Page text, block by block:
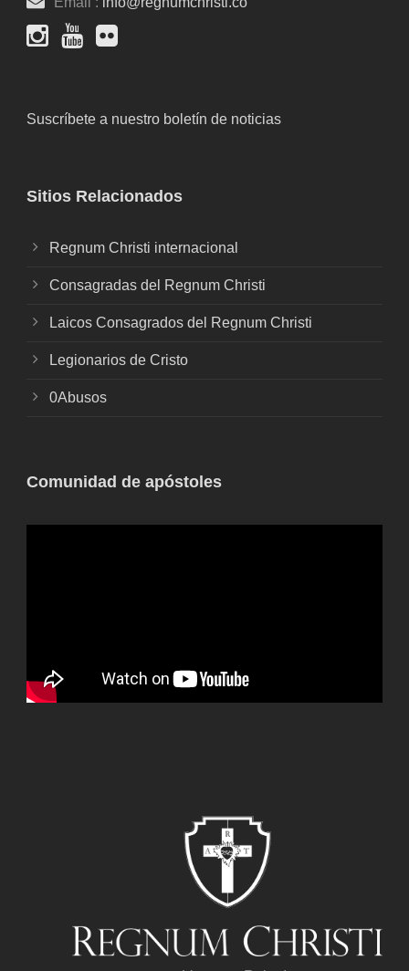
Suscríbete a nuestro boletín de noticias
Sitios Relacionados
Regnum Christi internacional
Consagradas del Regnum Christi
Laicos Consagrados del Regnum Christi
Legionarios de Cristo
0Abusos
Comunidad de apóstoles